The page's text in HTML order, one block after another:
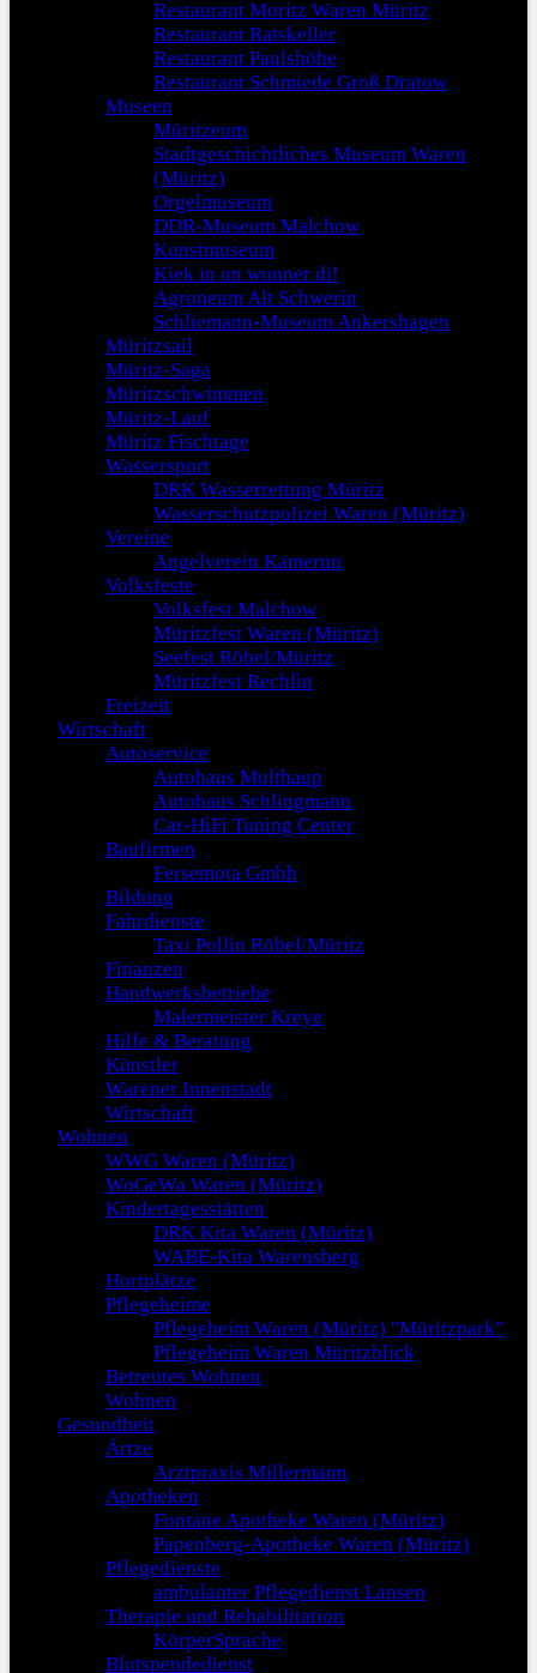
Restaurant Moritz Waren Müritz
Restaurant Ratskeller
Restaurant Paulshöhe
Restaurant Schmiede Groß Dratow
Museen
Müritzeum
Stadtgeschichtliches Museum Waren
(Müritz)
Orgelmuseum
DDR-Museum Malchow
Kunstmuseum
Kiek in un wunner di!
Agroneum Alt Schwerin
Schliemann-Museum Ankershagen
Müritzsail
Müritz-Saga
Müritzschwimmen
Müritz-Lauf
Müritz Fischtage
Wassersport
DRK Wasserrettung Müritz
Wasserschutzpolizei Waren (Müritz)
Vereine
Angelverein Kamerun
Volksfeste
Volksfest Malchow
Müritzfest Waren (Müritz)
Seefest Röbel/Müritz
Müritzfest Rechlin
Freizeit
Wirtschaft
Autoservice
Autohaus Multhaup
Autohaus Schlingmann
Car-HiFi Tuning Center
Baufirmen
Fersemota Gmbh
Bildung
Fahrdienste
Taxi Pollin Röbel/Müritz
Finanzen
Handwerksbetriebe
Malermeister Kreye
Hilfe & Beratung
Künstler
Warener Innenstadt
Wirtschaft
Wohnen
WWG Waren (Müritz)
WoGeWa Waren (Müritz)
Kindertagesstätten
DRK Kita Waren (Müritz)
WABE-Kita Warensberg
Hortplätze
Pflegeheime
Pflegeheim Waren (Müritz) "Müritzpark"
Pflegeheim Waren Müritzblick
Betreutes Wohnen
Wohnen
Gesundheit
Ärtze
Arztpraxis Millermann
Apotheken
Fontane Apotheke Waren (Müritz)
Papenberg-Apotheke Waren (Müritz)
Pflegedienste
ambulanter Pflegedienst Lansen
Therapie und Rehabilitation
KörperSprache
Blutspendedienst